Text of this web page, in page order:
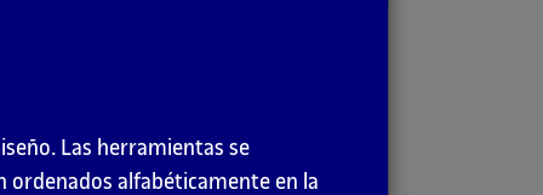
problemas y este se adecua a los
mejora el diseño a lo largo del
Las herramientas se
ordenados alfabéticamente en la